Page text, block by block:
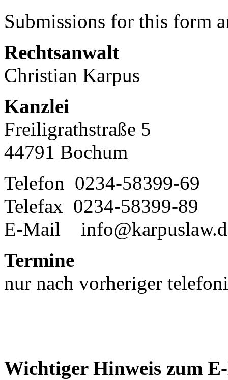
Submissions for this form
Rechtsanwalt
Christian Karpus
Kanzlei
Freiligrathstraße 5
44791 Bochum
Telefon 0234-58399-69
Telefax 0234-58399-89
E-Mail
Termine
nur nach vorheriger
Wichtiger Hinweis zum